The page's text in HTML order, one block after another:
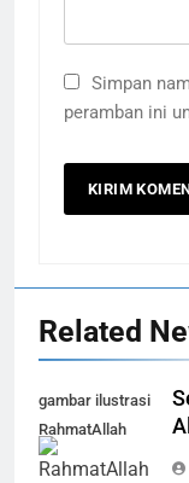
Simpan
peramban ini
Related
gambar ilustrasi
RahmatAllah